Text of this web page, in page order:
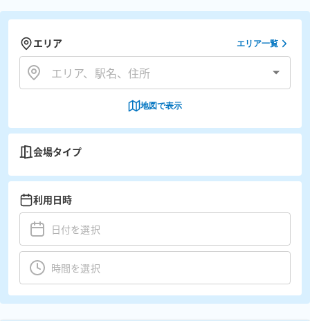
エリア エリア一覧
地図で表示
会場タイプ
利用日時